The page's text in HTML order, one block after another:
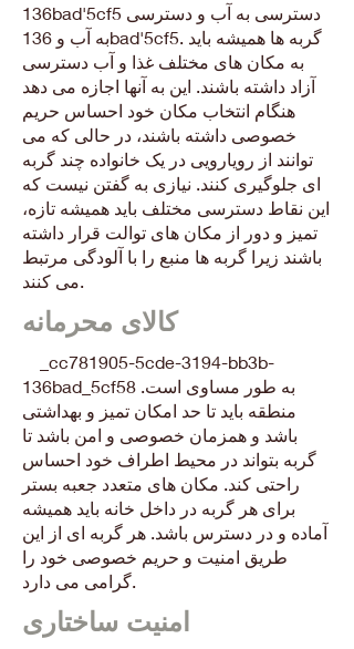
136bad'5cf5 دسترسی به آب و دسترسی
به آب و 136bad'5cf5. گربه ها همیشه باید
به مکان های مختلف غذا و آب دسترسی
آزاد داشته باشند. این به آنها اجازه می دهد
هنگام انتخاب مکان خود احساس حریم
خصوصی داشته باشند، در حالی که می
توانند از رویارویی در یک خانواده چند گربه
ای جلوگیری کنند. نیازی به گفتن نیست که
این نقاط دسترسی مختلف باید همیشه تازه،
تمیز و دور از مکان های توالت قرار داشته
باشند زیرا گربه ها منبع را با آلودگی مرتبط
می کنند.
کالای محرمانه
_cc781905-5cde-3194-bb3b-
136bad_5cf58 به طور مساوی است.
منطقه باید تا حد امکان تمیز و بهداشتی
باشد و همزمان خصوصی و امن باشد تا
گربه بتواند در محیط اطراف خود احساس
راحتی کند. مکان های متعدد جعبه بستر
برای هر گربه در داخل خانه باید همیشه
آماده و در دسترس باشد. هر گربه ای از این
طریق امنیت و حریم خصوصی خود را
گرامی می دارد.
امنیت ساختاری